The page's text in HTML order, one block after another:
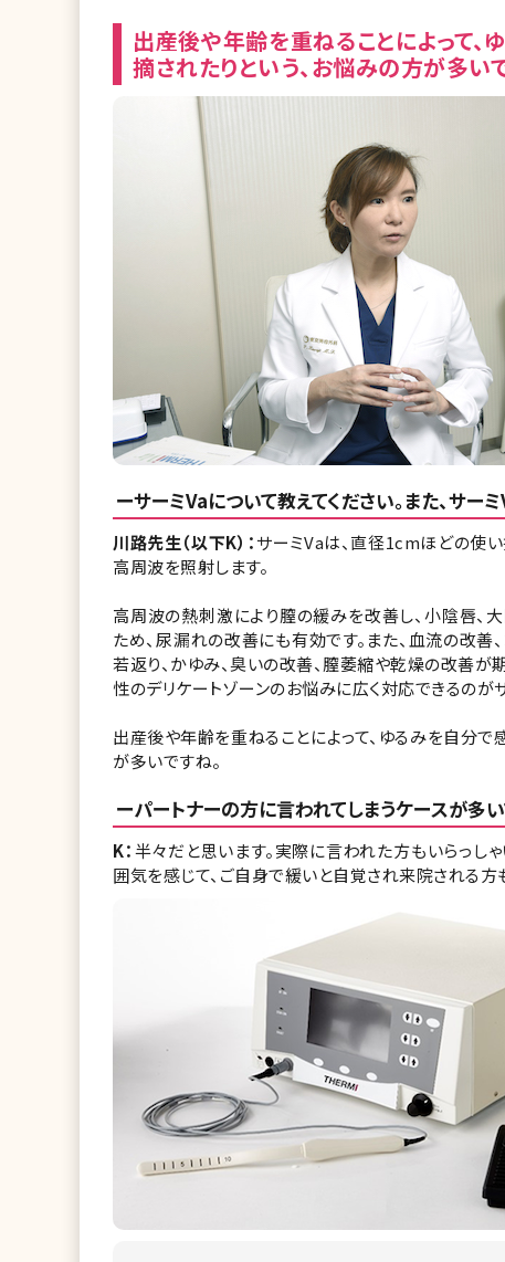
出産後や年齢を重ねることによって、
摘されたりという、お悩みの方が多い
ーサーミVaについて教えてください。また、サ
川路先生（以下K）：サーミVaは、直径1cmほどの使
高周波を照射します。
高周波の熱刺激により膣の緩みを改善し、小陰唇、
ため、尿漏れの改善にも有効です。また、血流の改善
若返り、かゆみ、臭いの改善、膣萎縮や乾燥の改善が
性のデリケートゾーンのお悩みに広く対応できるのが
出産後や年齢を重ねることによって、ゆるみを自分で
が多いですね。
ーパートナーの方に言われてしまうケースが多い
K：半々だと思います。実際に言われた方もいらっし
囲気を感じて、ご自身で緩いと自覚され来院される方